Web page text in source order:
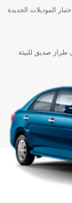
الموديلات الجديدة
طراز صديق للبيئة